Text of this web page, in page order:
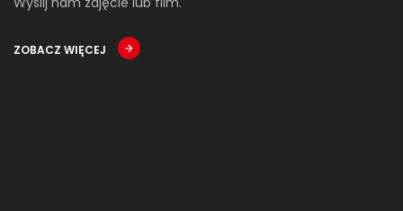
ZOBACZ WIĘCEJ